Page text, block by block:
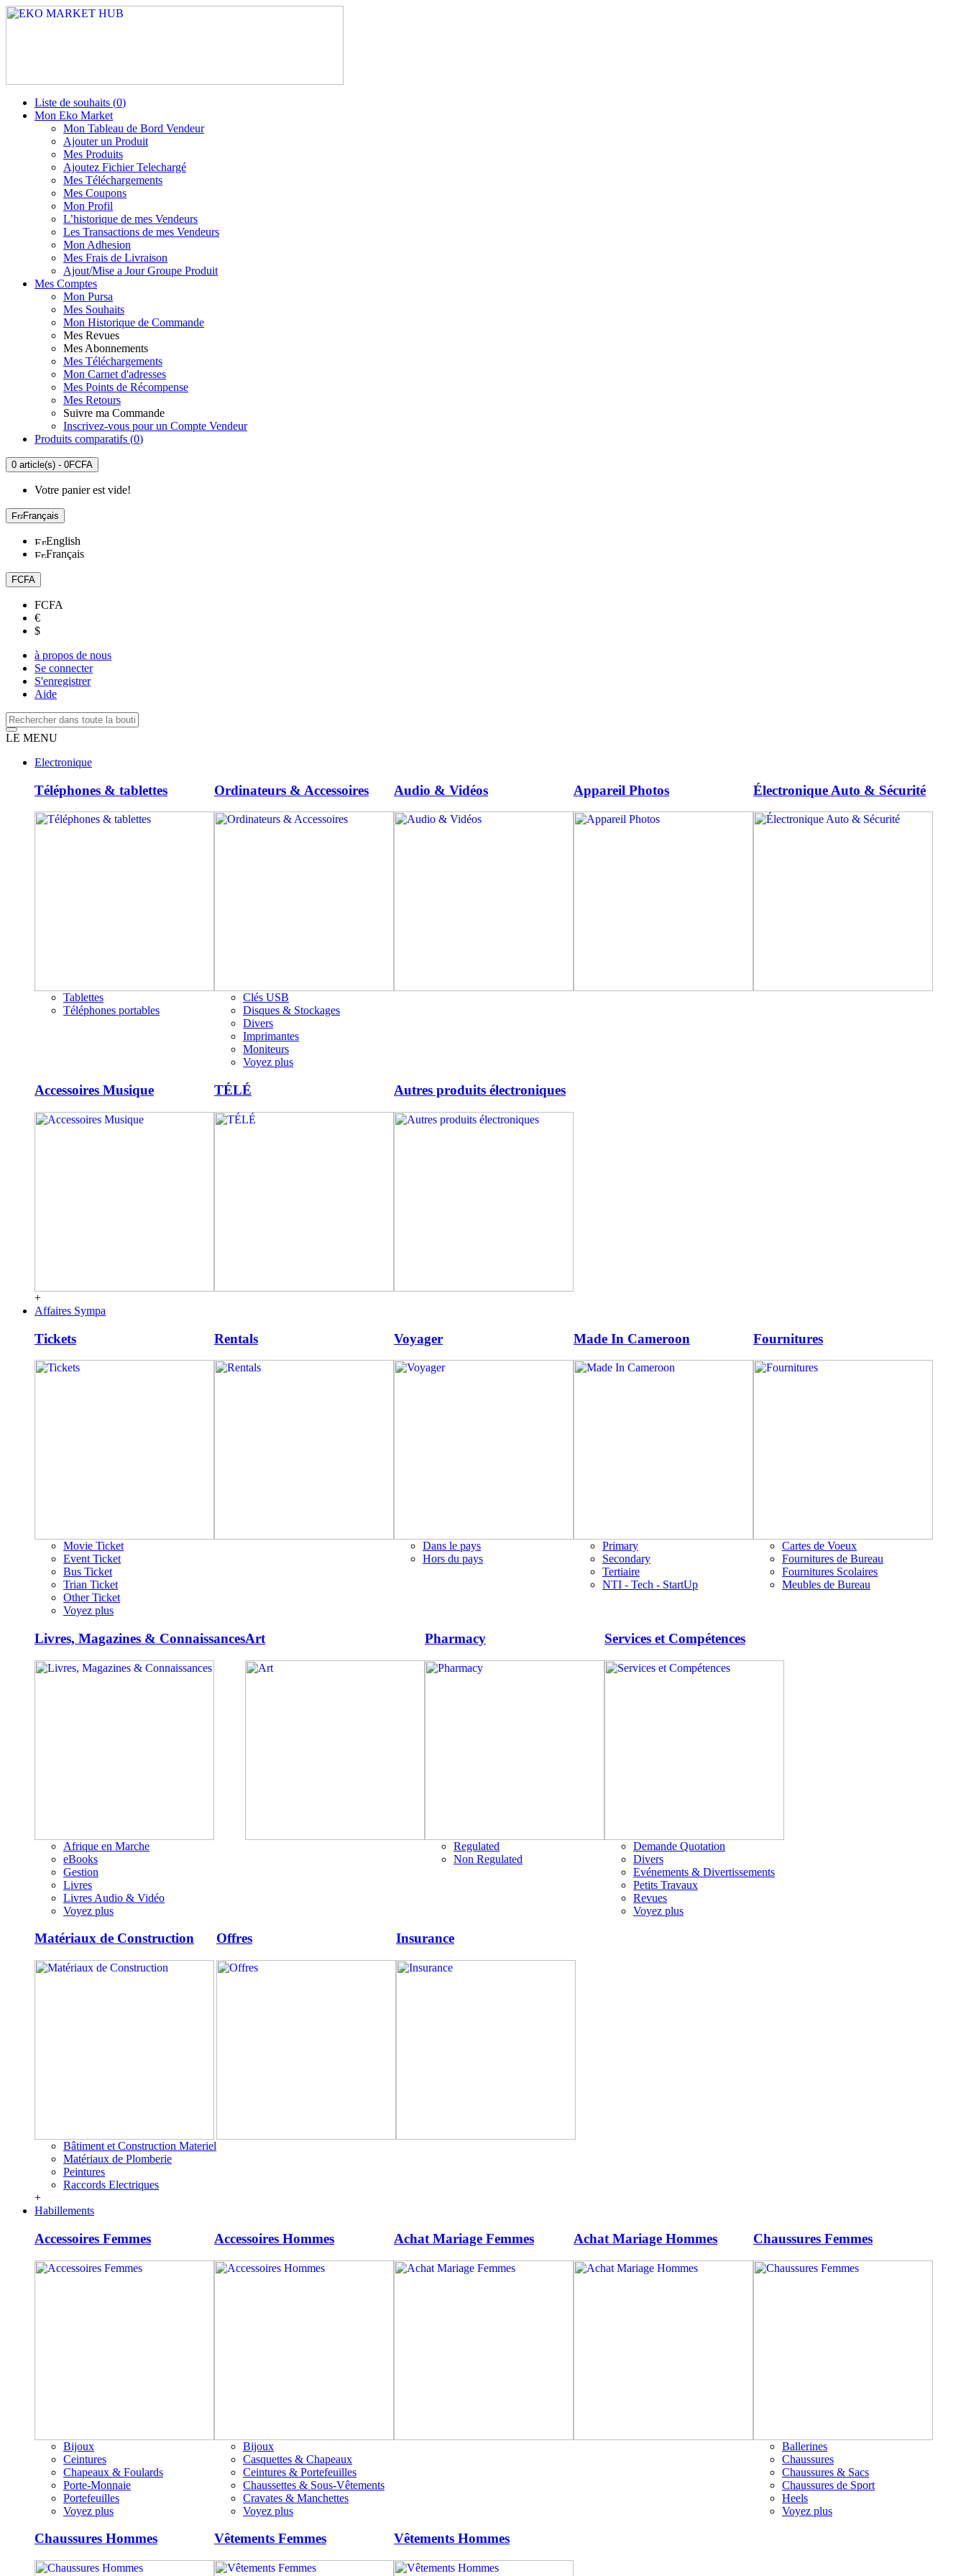
Liste de souhaits (0)
Mon Eko Market
Mon Tableau de Bord Vendeur
Ajouter un Produit
Mes Produits
Ajoutez Fichier Telechargé
Mes Téléchargements
Mes Coupons
Mon Profil
L’historique de mes Vendeurs
Les Transactions de mes Vendeurs
Mon Adhesion
Mes Frais de Livraison
Ajout/Mise a Jour Groupe Produit
Mes Comptes
Mon Pursa
Mes Souhaits
Mon Historique de Commande
Mes Revues
Mes Abonnements
Mes Téléchargements
Mon Carnet d'adresses
Mes Points de Récompense
Mes Retours
Suivre ma Commande
Inscrivez-vous pour un Compte Vendeur
Produits comparatifs (0)
0 article(s) - 0FCFA
Votre panier est vide!
Français
English
Français
FCFA
FCFA
€
$
à propos de nous
Se connecter
S'enregistrer
Aide
LE MENU
Electronique
Téléphones & tablettes
Tablettes
Téléphones portables
Ordinateurs & Accessoires
Clés USB
Disques & Stockages
Divers
Imprimantes
Moniteurs
Voyez plus
Audio & Vidéos Appareil Photos Électronique Auto & Sécurité
Accessoires Musique TÉLÉ Autres produits électroniques
+
Affaires Sympa
Tickets
Movie Ticket
Event Ticket
Bus Ticket
Trian Ticket
Other Ticket
Voyez plus
Rentals Voyager
Dans le pays
Hors du pays
Made In Cameroon
Primary
Secondary
Tertiaire
NTI - Tech - StartUp
Fournitures
Cartes de Voeux
Fournitures de Bureau
Fournitures Scolaires
Meubles de Bureau
Livres, Magazines & Connaissances
Afrique en Marche
eBooks
Gestion
Livres
Livres Audio & Vidéo
Voyez plus
Art Pharmacy
Regulated
Non Regulated
Services et Compétences
Demande Quotation
Divers
Evénements & Divertissements
Petits Travaux
Revues
Voyez plus
Matériaux de Construction
Bâtiment et Construction Materiel
Matériaux de Plomberie
Peintures
Raccords Electriques
Offres Insurance
+
Habillements
Accessoires Femmes
Bijoux
Ceintures
Chapeaux & Foulards
Porte-Monnaie
Portefeuilles
Voyez plus
Accessoires Hommes
Bijoux
Casquettes & Chapeaux
Ceintures & Portefeuilles
Chaussettes & Sous-Vêtements
Cravates & Manchettes
Voyez plus
Achat Mariage Femmes Achat Mariage Hommes Chaussures Femmes
Ballerines
Chaussures
Chaussures & Sacs
Chaussures de Sport
Heels
Voyez plus
Chaussures Hommes Vêtements Femmes Vêtements Hommes